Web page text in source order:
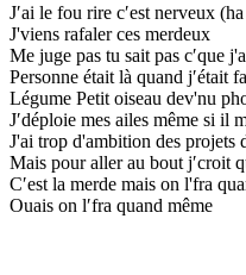
J′ai le fou rire c′est nerveux
J'viens rafaler ces merdeux
Me juge pas tu sait pas c′que
Personne était là quand j′était
Légume Petit oiseau dev'nu
J′déploie mes ailes même si il
J'ai trop d'ambition des projets
Mais pour aller au bout j′croit
C′est la merde mais on l'fra
Ouais on l′fra quand même